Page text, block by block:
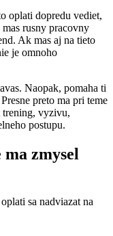
oplati dopredu vediet,
rusny pracovny
Ak mas aj na tieto
je omnoho
Naopak, pomaha ti
preto ma pri teme
trening, vyzivu,
postupu.
zmysel
sa nadviazat na